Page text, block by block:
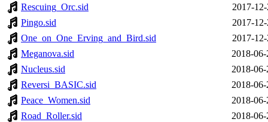
Rescuing_Orc.sid
2017-
Pingo.sid
2017-
One_on_One_Erving_and_Bird.sid
2017-
Meganova.sid
2018-
Nucleus.sid
2018-
Reversi_BASIC.sid
2018-
Peace_Women.sid
2018-
Road_Roller.sid
2018-